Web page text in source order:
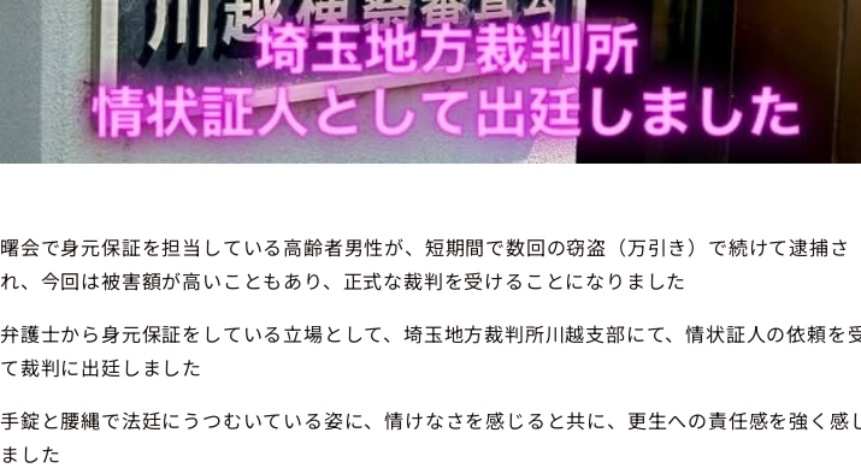
曙会で身元保証を担当している高齢者男性が、短期間で数回の窃盗（万引き）で続けて逮捕さ
れ、今回は被害額が高いこともあり、正式な裁判を受けることになりました
弁護士から身元保証をしている立場として、埼玉地方裁判所川越支部にて、情状証人の依頼を
て裁判に出廷しました
手錠と腰縄で法廷にうつむいている姿に、情けなさを感じると共に、更生への責任感を強く感
ました